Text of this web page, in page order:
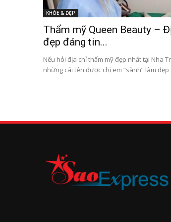
KHỎE & ĐẸP
Thẩm mỹ Queen Beauty –
đẹp đáng tin...
Nếu hỏi địa chỉ thẩm mỹ đẹp nhất tại Nha
những cái tên được chị em “sành” làm đẹp